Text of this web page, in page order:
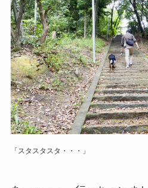
「スタスタスタ・・・」